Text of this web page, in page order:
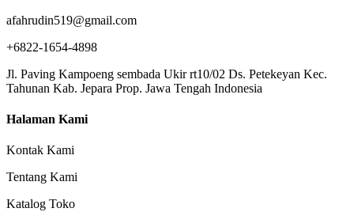
afahrudin519@gmail.com
+6822-1654-4898
Jl. Paving Kampoeng sembada Ukir rt10/02 Ds. Petekeyan Kec.
Tahunan Kab. Jepara Prop. Jawa Tengah Indonesia
Halaman Kami
Kontak Kami
Tentang Kami
Katalog Toko